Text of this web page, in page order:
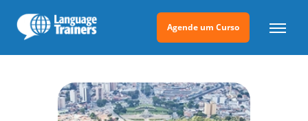
Agende um Curso